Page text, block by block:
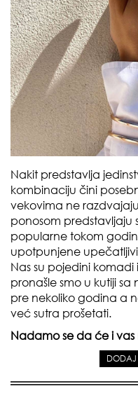
Nakit predstavlja
kombinaciju čini
vekovima ne
ponosom predstavljaju
popularne tokom
upotpunjene
Nas su pojedini
pronašle smo u kutiji
pre nekoliko godina a
već sutra prošetati.
Nadamo se da će i vas
DODAJ